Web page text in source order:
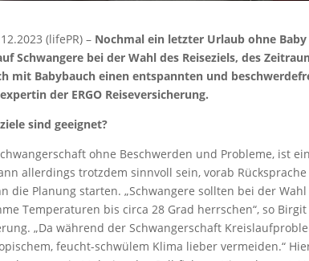
(lifePR) – Nochmal ein letzter Urlaub ohne
Schwangere bei der Wahl des Reiseziels, des
mit Babybauch einen entspannten und
der ERGO Reiseversicherung.
sind geeignet?
ohne Beschwerden und Probleme, ist
allerdings trotzdem sinnvoll sein, vorab
die Planung starten. „Schwangere sollten bei der
Temperaturen bis circa 28 Grad herrschen“, so Birgit
„Da während der Schwangerschaft
feucht-schwülem Klima lieber vermeiden.“